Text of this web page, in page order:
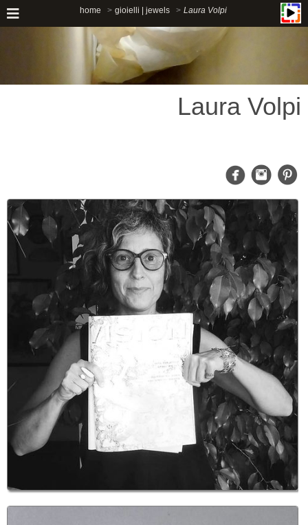
home gioielli | jewels Laura Volpi
Laura Volpi